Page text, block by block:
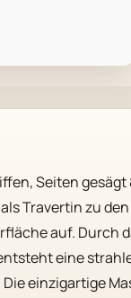
Seiten gesägt
Travertin zu
auf. Durch
eine
einzigartige